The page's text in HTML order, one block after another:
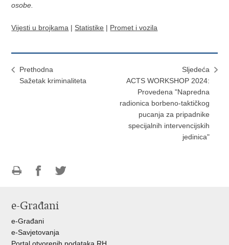
osobe.
Vijesti u brojkama | Statistike | Promet i vozila
Prethodna
Sažetak kriminaliteta
Sljedeća
ACTS WORKSHOP 2024:
Provedena "Napredna
radionica borbeno-taktičkog
pucanja za pripadnike
specijalnih intervencijskih
jedinica"
FacebookuTwitteru
e-Građani
e-Građani
e-Savjetovanja